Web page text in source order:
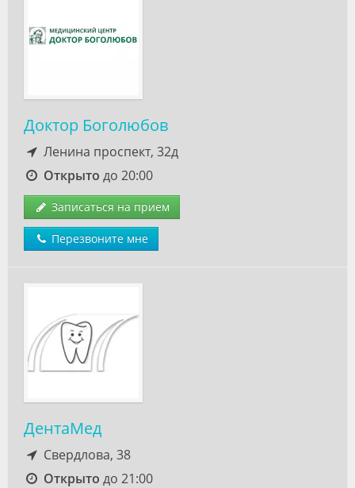
Доктор Боголюбов
Ленина проспект, 32д
Открыто до 20:00
Записаться на прием
Перезвоните мне
ДентаМед
Свердлова, 38
Открыто до 21:00